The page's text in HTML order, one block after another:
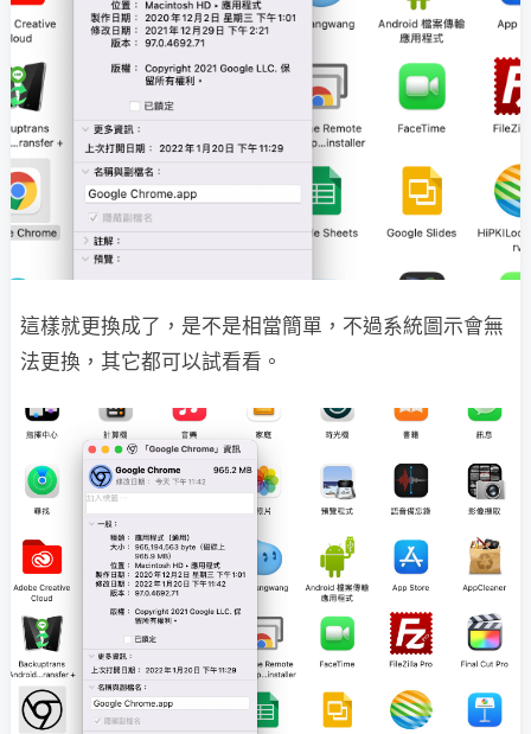
這樣就更換成了，是不是相當簡單，不過系統圖示會無
法更換，其它都可以試看看。